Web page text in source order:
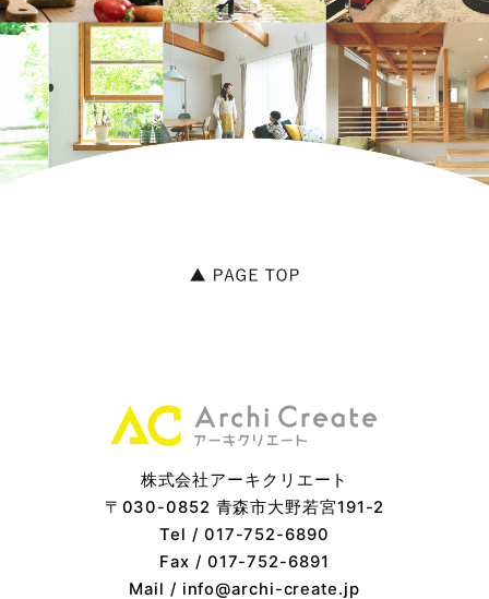
株式会社アーキクリエート
〒030-0852 青森市大野若宮191-2
Tel / 017-752-6890
Fax / 017-752-6891
Mail / info@archi-create.jp